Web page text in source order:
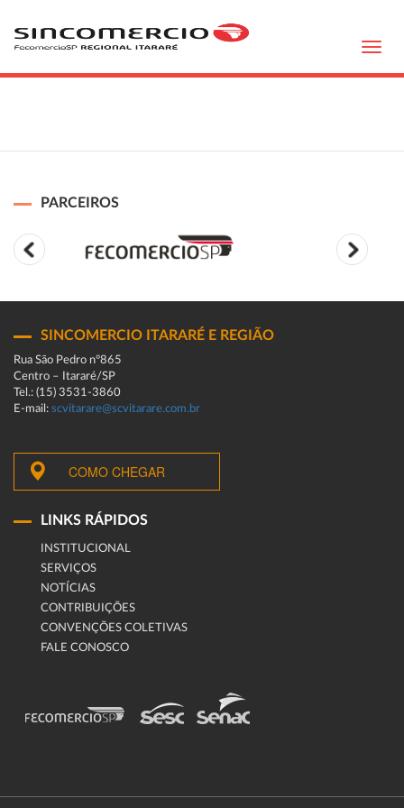
PARCEIROS
SINCOMERCIO ITARARÉ E REGIÃO
Rua São Pedro n°865
Centro – Itararé/SP
Tel.: (15) 3531-3860
E-mail: scvitarare@scvitarare.com.br
COMO CHEGAR
LINKS RÁPIDOS
INSTITUCIONAL
SERVIÇOS
NOTÍCIAS
CONTRIBUIÇÕES
CONVENÇÕES COLETIVAS
FALE CONOSCO